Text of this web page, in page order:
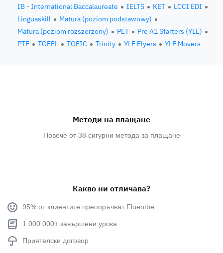
IB - International Baccalaureate
IELTS KET
LCCI EDI
Linguaskill
Matura (poziom podstawowy)
Matura (poziom rozszerzony)
PET
Pre A1 Starters (YLE)
PTE
TOEFL TOEIC Trinity YLE Flyers YLE Movers
Методи на плащане
Повече от 38 сигурни метода за плащане
Какво ни отличава?
95% от клиентите препоръчват Fluentbe
1 000 000+ завършени урока
Приятелски договор